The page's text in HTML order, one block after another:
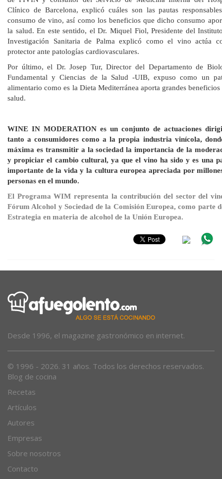
Clínico de Barcelona, explicó cuáles son las pautas
consumo de vino, así como los beneficios que dicho consumo
la salud. En este sentido, el Dr. Miquel Fiol, Presidente del
Investigación Sanitaria de Palma explicó como el vino actúa
protector ante patologías cardiovasculares.
Por último, el Dr. Josep Tur, Director del Departamento de
Fundamental y Ciencias de la Salud -UIB, expuso como un
alimentario como es la Dieta Mediterránea aporta grandes beneficios
salud.
WINE IN MODERATION es un conjunto de actuaciones
tanto a consumidores como a la propia industria vinícola,
máxima es transmitir a la sociedad la importancia de la
y propiciar el cambio cultural, ya que el vino ha sido y es una
importante de la vida y la cultura europea apreciada por
personas en el mundo.
El Programa WIM representa la contribución del sector del
Fórum Alcohol y Sociedad de la Comisión Europea, como parte
Estrategia en materia de alcohol de la Unión Europea.
Desde 1996, el magazine gastronómico en internet.
© 1996 - 2026. 31 años. Todos los derechos reservados.
Blog de cocina
Recetas
Artículos
Autores
Empresas
Sobre nosotros
Contacto